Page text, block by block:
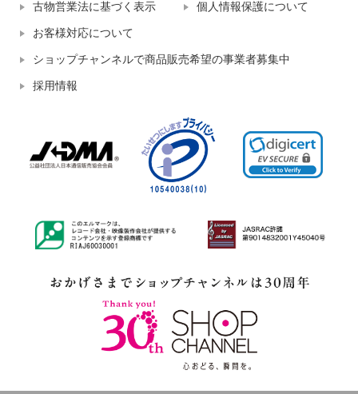
古物営業法に基づく表示 個人情報保護について
お客様対応について
ショップチャンネルで商品販売希望の事業者募集中
採用情報